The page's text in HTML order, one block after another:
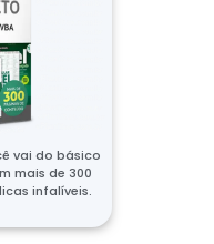
vai do básico
mais de 300
infalíveis.